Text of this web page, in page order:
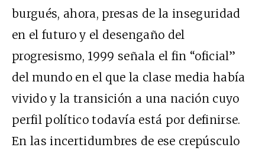
burgués, ahora, presas de la inseguridad
en el futuro y el desengaño del
progresismo, 1999 señala el fin “oficial”
del mundo en el que la clase media había
vivido y la transición a una nación cuyo
perfil político todavía está por definirse.
En las incertidumbres de ese crepúsculo